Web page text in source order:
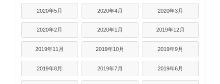
2020年5月 2020年4月 2020年3月
2020年2月 2020年1月 2019年12月
2019年11月 2019年10月 2019年9月
2019年8月 2019年7月 2019年6月